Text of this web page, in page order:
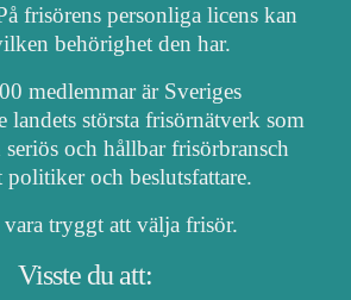
frisörens personliga licens kan
behörighet den har.
medlemmar är Sveriges
landets största frisörnätverk som
seriös och hållbar frisörbransch
politiker och beslutsfattare.
vara tryggt att välja frisör.
Visste du att: